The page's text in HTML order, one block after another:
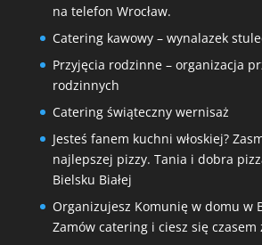
na telefon Wrocław.
Catering kawowy – wynalazek
Przyjęcia rodzinne – organizacja
rodzinnych
Catering świąteczny wernisaż
Jesteś fanem kuchni włoskiej?
najlepszej pizzy. Tania i dobra
Bielsku Białej
Organizujesz Komunię w domu w
Zamów catering i ciesz się